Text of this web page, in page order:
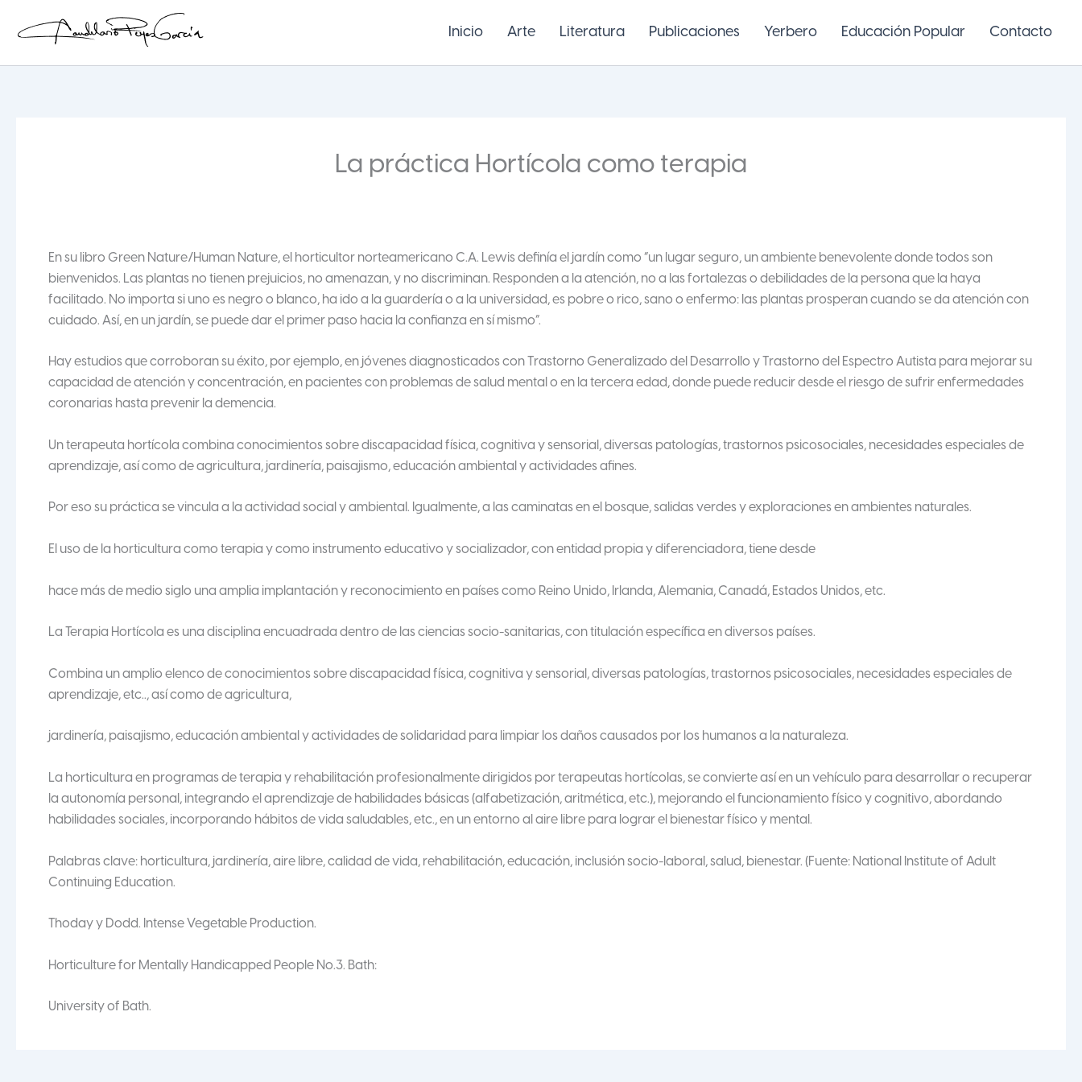
Inicio Arte Literatura Publicaciones Yerbero Educación Popular Contacto
La práctica Hortícola como terapia
En su libro Green Nature/Human Nature, el horticultor norteamericano C.A. Lewis definía el jardín como “un lugar seguro, un ambiente benevolente donde todos son
bienvenidos. Las plantas no tienen prejuicios, no amenazan, y no discriminan. Responden a la atención, no a las fortalezas o debilidades de la persona que la haya
facilitado. No importa si uno es negro o blanco, ha ido a la guardería o a la universidad, es pobre o rico, sano o enfermo: las plantas prosperan cuando se da atención con
cuidado. Así, en un jardín, se puede dar el primer paso hacia la confianza en sí mismo”.
Hay estudios que corroboran su éxito, por ejemplo, en jóvenes diagnosticados con Trastorno Generalizado del Desarrollo y Trastorno del Espectro Autista para mejorar su
capacidad de atención y concentración, en pacientes con problemas de salud mental o en la tercera edad, donde puede reducir desde el riesgo de sufrir enfermedades
coronarias hasta prevenir la demencia.
Un terapeuta hortícola combina conocimientos sobre discapacidad física, cognitiva y sensorial, diversas patologías, trastornos psicosociales, necesidades especiales de
aprendizaje, así como de agricultura, jardinería, paisajismo, educación ambiental y actividades afines.
Por eso su práctica se vincula a la actividad social y ambiental. Igualmente, a las caminatas en el bosque, salidas verdes y exploraciones en ambientes naturales.
El uso de la horticultura como terapia y como instrumento educativo y socializador, con entidad propia y diferenciadora, tiene desde
hace más de medio siglo una amplia implantación y reconocimiento en países como Reino Unido, Irlanda, Alemania, Canadá, Estados Unidos, etc.
La Terapia Hortícola es una disciplina encuadrada dentro de las ciencias socio-sanitarias, con titulación específica en diversos países.
Combina un amplio elenco de conocimientos sobre discapacidad física, cognitiva y sensorial, diversas patologías, trastornos psicosociales, necesidades especiales de
aprendizaje, etc.., así como de agricultura,
jardinería, paisajismo, educación ambiental y actividades de solidaridad para limpiar los daños causados por los humanos a la naturaleza.
La horticultura en programas de terapia y rehabilitación profesionalmente dirigidos por terapeutas hortícolas, se convierte así en un vehículo para desarrollar o recuperar
la autonomía personal, integrando el aprendizaje de habilidades básicas (alfabetización, aritmética, etc.), mejorando el funcionamiento físico y cognitivo, abordando
habilidades sociales, incorporando hábitos de vida saludables, etc., en un entorno al aire libre para lograr el bienestar físico y mental.
Palabras clave: horticultura, jardinería, aire libre, calidad de vida, rehabilitación, educación, inclusión socio-laboral, salud, bienestar. (Fuente: National Institute of Adult
Continuing Education.
Thoday y Dodd. Intense Vegetable Production.
Horticulture for Mentally Handicapped People No.3. Bath:
University of Bath.